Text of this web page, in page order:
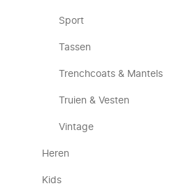
Sport
Tassen
Trenchcoats & Mantels
Truien & Vesten
Vintage
Heren
Kids